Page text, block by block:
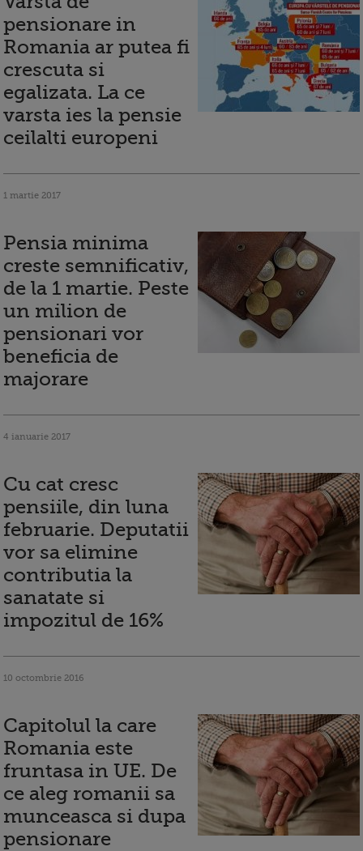
pensionare in
Romania ar putea fi
crescuta si
egalizata. La ce
varsta ies la pensie
ceilalti europeni
1 martie 2017
Pensia minima
creste semnificativ,
de la 1 martie. Peste
un milion de
pensionari vor
beneficia de
majorare
4 ianuarie 2017
Cu cat cresc
pensiile, din luna
februarie. Deputatii
vor sa elimine
contributia la
sanatate si
impozitul de 16%
10 octombrie 2016
Capitolul la care
Romania este
fruntasa in UE. De
ce aleg romanii sa
munceasca si dupa
pensionare